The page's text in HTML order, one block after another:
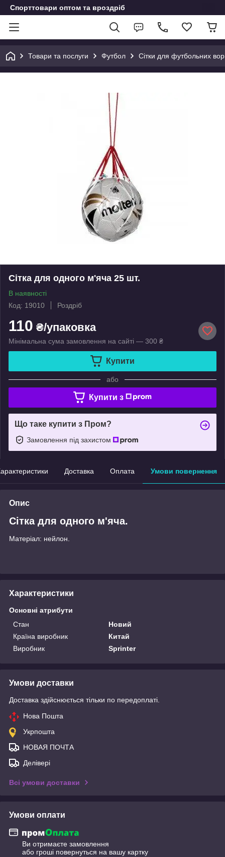
Спорттовари оптом та вроздріб
Товари та послуги Футбол Сітки для футбольних
Сітка для одного м'яча 25 шт.
В наявності
Код: 19010
Роздріб
110 ₴/упаковка
Мінімальна сума замовлення на сайті — 300 ₴
Купити
або
Купити з
Що таке купити з Пром?
Замовлення під захистом
Доставка Оплата Умови повернення
Опис
Сітка для одного м'яча.
Матеріал: нейлон.
Характеристики
Основні атрибути
Стан
Новий
Країна виробник
Китай
Виробник
Sprinter
Умови доставки
Доставка здійснюється тільки по передоплаті.
Нова Пошта
Укрпошта
НОВАЯ ПОЧТА
Делівері
Всі умови доставки
Умови оплати
Ви отримаєте замовлення
або гроші повернуться на вашу картку